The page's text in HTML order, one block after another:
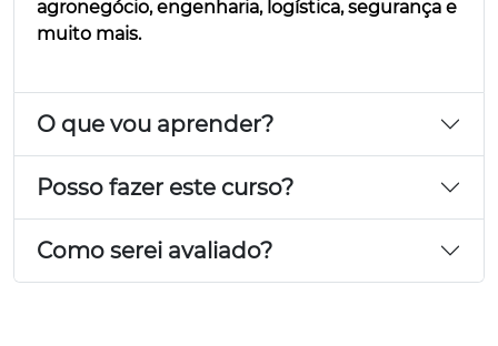
agronegócio, engenharia, logística, segurança e
muito mais.
O que vou aprender?
Posso fazer este curso?
Como serei avaliado?